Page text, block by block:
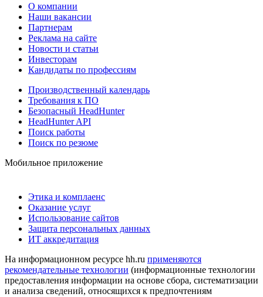
О компании
Наши вакансии
Партнерам
Реклама на сайте
Новости и статьи
Инвесторам
Кандидаты по профессиям
Производственный календарь
Требования к ПО
Безопасный HeadHunter
HeadHunter API
Поиск работы
Поиск по резюме
Мобильное приложение
Этика и комплаенс
Оказание услуг
Использование сайтов
Защита персональных данных
ИТ аккредитация
На информационном ресурсе hh.ru применяются
рекомендательные технологии (информационные технологии
предоставления информации на основе сбора, систематизации
и анализа сведений, относящихся к предпочтениям